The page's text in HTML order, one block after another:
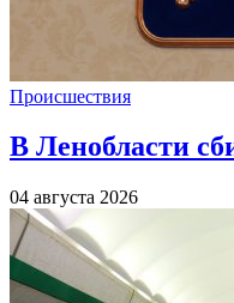
Происшествия
В Ленобласти
04 августа 2026